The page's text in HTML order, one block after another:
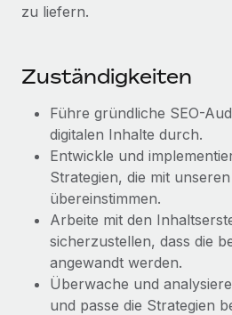
Geräten
Gründung von
Schnelle, rechtssichere
Niederlassungen
Mobilität und Relocation
Mühelose Relocation von
Benefits
Mühelose Verwaltung von
Open-Source-Infrastrukturen. Das...
Revolution des Enterprise
Managements – die
globalen Content-Agentur
Auf einen Blick Erfahre mehr über
Transformation einer weltweit
Mehr erfahren
Globale Payroll
Contractor Management
Steuern
Den Blog erkunden
BLOG
Neues zu Remote-
Gusto und Zero und
Plus
zu liefern.
Zuständigkeiten
Führe gründliche SEO-
digitalen Inhalte durch.
Entwickle und
Strategien, die mit
übereinstimmen.
Arbeite mit den
sicherzustellen, dass die
angewandt werden.
Überwache und
und passe die Strategien